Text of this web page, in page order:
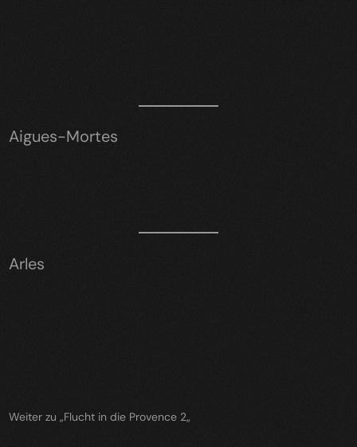
Aigues-Mortes
Arles
Weiter zu „Flucht in die Provence 2„